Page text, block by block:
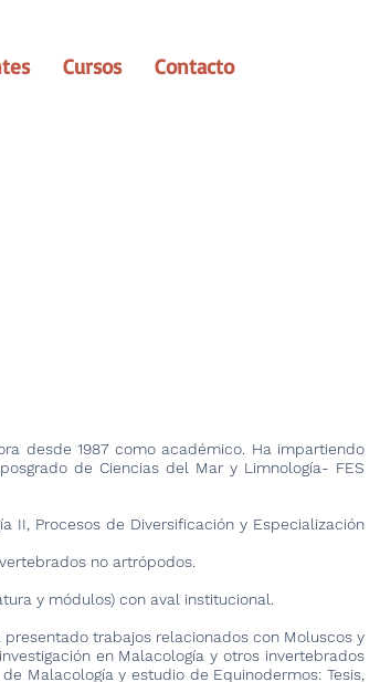
Cursos Contacto
desde 1987 como académico. Ha impartiendo
de Ciencias del Mar y Limnología- FES
II, Procesos de Diversificación y Especialización
no artrópodos.
y módulos) con aval institucional.
trabajos relacionados con Moluscos y
en Malacología y otros invertebrados
Malacología y estudio de Equinodermos: Tesis,